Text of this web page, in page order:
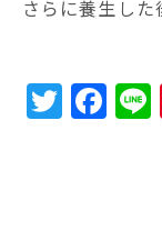
さらに養生した
T
w
F
a